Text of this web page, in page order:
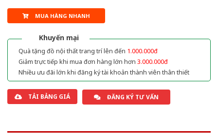
MUA HÀNG NHANH
Khuyến mại
Quà tặng đồ nội thất trang trí lên đến 1.000.000đ
Giảm trực tiếp khi mua đơn hàng lớn hơn 3.000.000đ
Nhiều ưu đãi lớn khi đăng ký tài khoản thành viên thân thiết
TẢI BẢNG GIÁ ĐĂNG KÝ TƯ VẤN